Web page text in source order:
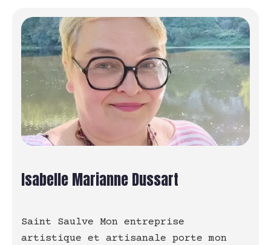
Isabelle Marianne Dussart
Saint Saulve Mon entreprise
artistique et artisanale porte mon